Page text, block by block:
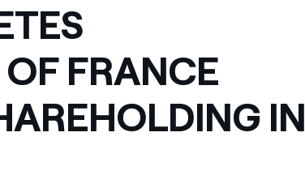
FRANCE
IN